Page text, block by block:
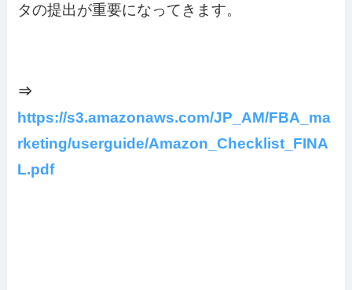
タの提出が重要になってきます。
⇒
https://s3.amazonaws.com/JP_AM/FBA_ma
rketing/userguide/Amazon_Checklist_FINA
L.pdf